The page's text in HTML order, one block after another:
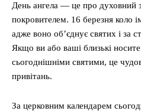
День ангела — це про духовний
покровителем. 16 березня коло
адже воно об’єднує святих і за
Якщо ви або ваші близькі носите
сьогоднішніми святими, це
привітань.
За церковним календарем